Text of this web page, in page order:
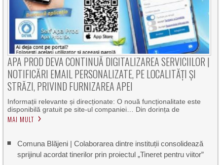
APA PROD DEVA CONTINUĂ DIGITALIZAREA SERVICIILOR |
NOTIFICĂRI EMAIL PERSONALIZATE, PE LOCALITĂȚI ȘI
STRĂZI, PRIVIND FURNIZAREA APEI
Informații relevante și direcționate: O nouă funcționalitate este
disponibilă gratuit pe site-ul companiei… Din dorința de
MAI MULT
Comuna Blăjeni | Colaborarea dintre instituții consolidează
sprijinul acordat tinerilor prin proiectul „Tineret pentru viitor”